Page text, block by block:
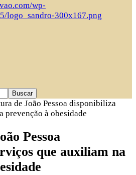
de João Pessoa disponibiliza
prevenção à obesidade
Pessoa
que auxiliam na